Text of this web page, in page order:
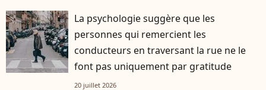
La psychologie suggère que les
personnes qui remercient les
conducteurs en traversant la rue ne le
font pas uniquement par gratitude
20 juillet 2026